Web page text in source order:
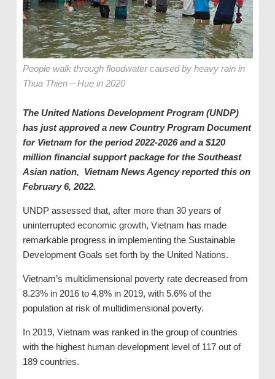
People walk through floodwater caused by heavy rain in
Thua Thien – Hue in 2020
The United Nations Development Program (UNDP)
has just approved a new Country Program Document
for Vietnam for the period 2022-2026 and a $120
million financial support package for the Southeast
Asian nation, Vietnam News Agency reported this on
February 6, 2022.
UNDP assessed that, after more than 30 years of
uninterrupted economic growth, Vietnam has made
remarkable progress in implementing the Sustainable
Development Goals set forth by the United Nations.
Vietnam’s multidimensional poverty rate decreased from
8.23% in 2016 to 4.8% in 2019, with 5.6% of the
population at risk of multidimensional poverty.
In 2019, Vietnam was ranked in the group of countries
with the highest human development level of 117 out of
189 countries.